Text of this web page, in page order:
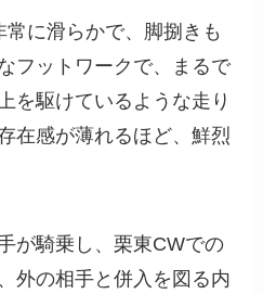
に滑らかで、脚捌きも
フットワークで、まるで
を駆けているような走り
在感が薄れるほど、鮮烈
が騎乗し、栗東CWでの
外の相手と併入を図る内